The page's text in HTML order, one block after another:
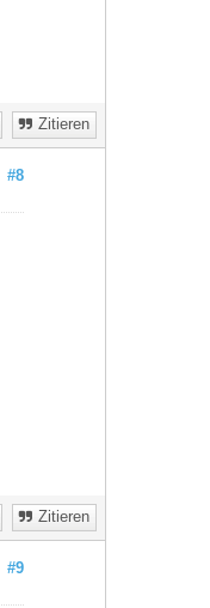
Zitieren
#8
Zitieren
#9